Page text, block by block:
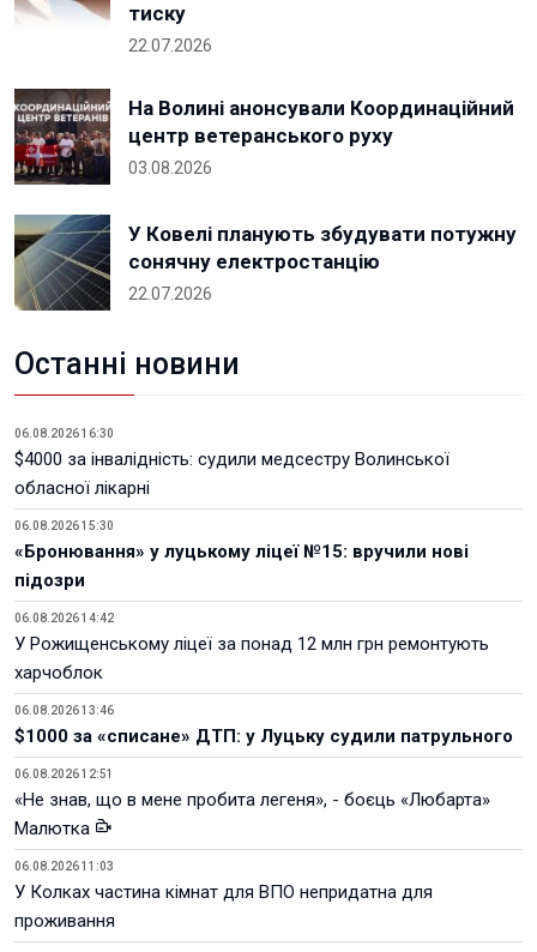
тиску
22.07.2026
На Волині анонсували Координаційний
центр ветеранського руху
03.08.2026
У Ковелі планують збудувати потужну
сонячну електростанцію
22.07.2026
Останні новини
06.08.2026 16:30
$4000 за інвалідність: судили медсестру Волинської
обласної лікарні
06.08.2026 15:30
«Бронювання» у луцькому ліцеї №15: вручили нові
підозри
06.08.2026 14:42
У Рожищенському ліцеї за понад 12 млн грн ремонтують
харчоблок
06.08.2026 13:46
$1000 за «списане» ДТП: у Луцьку судили патрульного
06.08.2026 12:51
«Не знав, що в мене пробита легеня», - боєць «Любарта»
Малютка
06.08.2026 11:03
У Колках частина кімнат для ВПО непридатна для
проживання